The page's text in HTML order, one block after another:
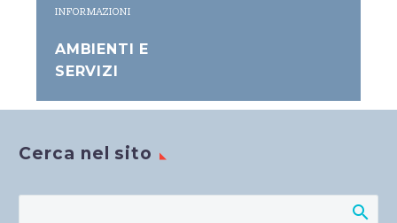
INFORMAZIONI
AMBIENTI E
SERVIZI
Cerca nel sito